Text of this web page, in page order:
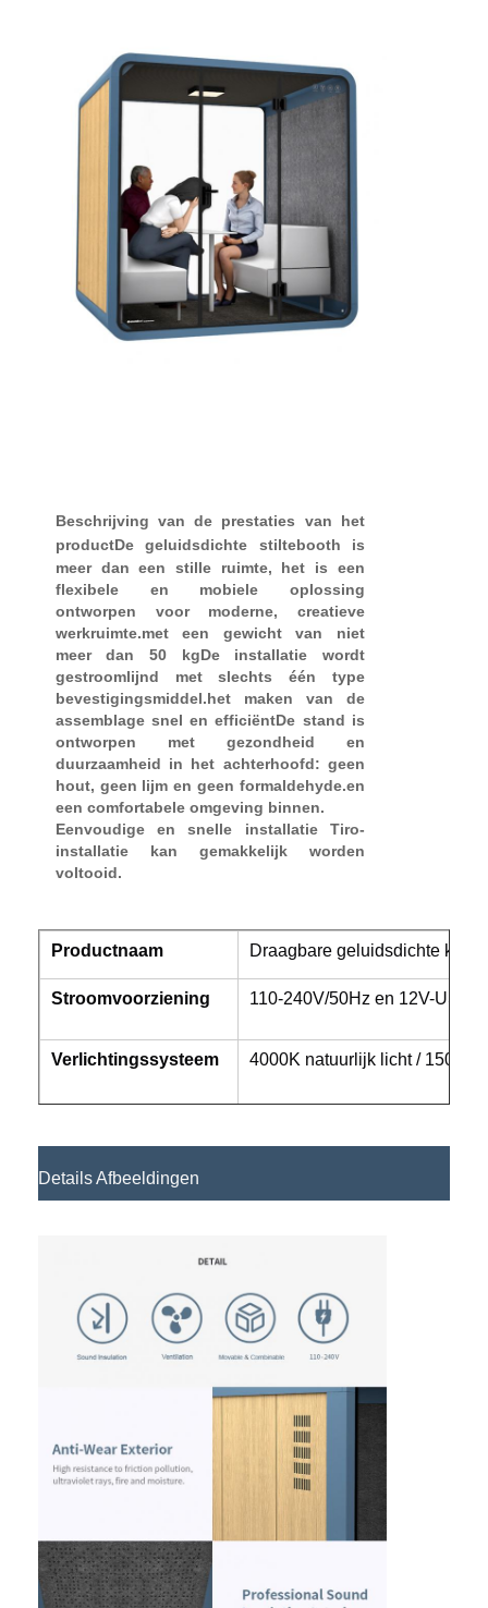
Beschrijving van de prestaties van het
productDe geluidsdichte stiltebooth is
meer dan een stille ruimte, het is een
flexibele en mobiele oplossing
ontworpen voor moderne, creatieve
werkruimte.met een gewicht van niet
meer dan 50 kgDe installatie wordt
gestroomlijnd met slechts één type
bevestigingsmiddel.het maken van de
assemblage snel en efficiëntDe stand is
ontworpen met gezondheid en
duurzaamheid in het achterhoofd: geen
hout, geen lijm en geen formaldehyde.en
een comfortabele omgeving binnen.
Eenvoudige en snelle installatie Tiro-
installatie kan gemakkelijk worden
voltooid.
Productnaam Draagbare geluidsdichte
Stroomvoorziening 110-240V/50Hz en 12V-USB.
Verlichtingssysteem 4000K natuurlijk licht / 150Lsx.
Details Afbeeldingen